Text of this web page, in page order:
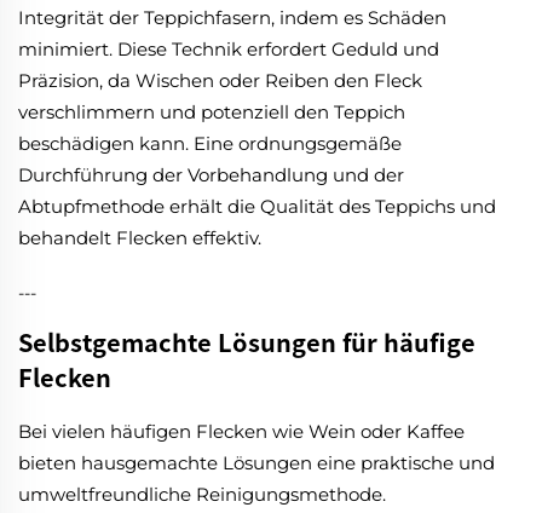
Integrität der Teppichfasern, indem es Schäden
minimiert. Diese Technik erfordert Geduld und
Präzision, da Wischen oder Reiben den Fleck
verschlimmern und potenziell den Teppich
beschädigen kann. Eine ordnungsgemäße
Durchführung der Vorbehandlung und der
Abtupfmethode erhält die Qualität des Teppichs und
behandelt Flecken effektiv.
---
Selbstgemachte Lösungen für häufige
Flecken
Bei vielen häufigen Flecken wie Wein oder Kaffee
bieten hausgemachte Lösungen eine praktische und
umweltfreundliche Reinigungsmethode.